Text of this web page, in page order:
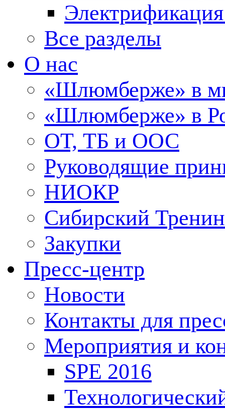
Все разделы
О нас
«Шлюмберже» в
«Шлюмберже» в
ОТ, ТБ и ООС
Руководящие
НИОКР
Сибирский
Закупки
Пресс-центр
Новости
Контакты для
Мероприятия и
SPE 2016